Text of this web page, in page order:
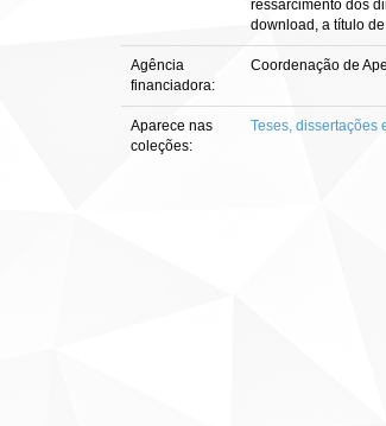
ressarcimento dos
download, a título
Agência
financiadora:
Coordenação de
Aparece nas
coleções:
Teses, dissertações